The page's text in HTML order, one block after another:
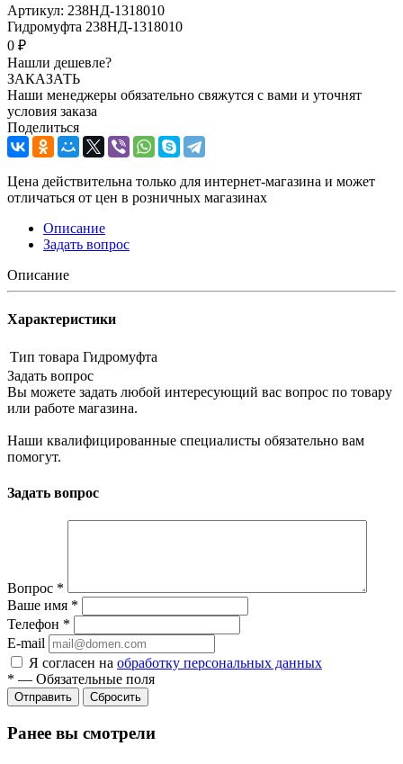
Артикул: 238НД-1318010
Гидромуфта 238НД-1318010
0 ₽
Нашли дешевле?
ЗАКАЗАТЬ
Наши менеджеры обязательно свяжутся с вами и уточнят
условия заказа
Поделиться
Цена действительна только для интернет-магазина и может
отличаться от цен в розничных магазинах
Описание
Задать вопрос
Описание
Характеристики
Тип товара Гидромуфта
Задать вопрос
Вы можете задать любой интересующий вас вопрос по товару
или работе магазина.
Наши квалифицированные специалисты обязательно вам
помогут.
Задать вопрос
Вопрос *
Ваше имя *
Телефон *
E-mail
Я согласен на обработку персональных данных
* — Обязательные поля
Сбросить
Ранее вы смотрели